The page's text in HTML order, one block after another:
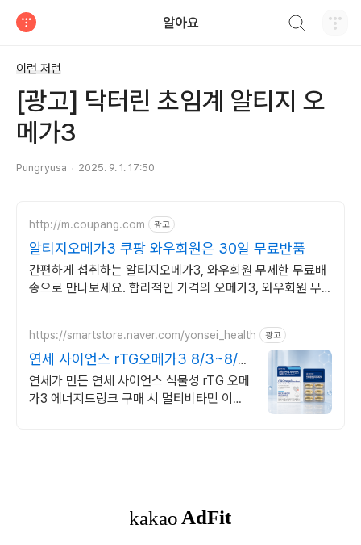
알아요
이런 저런
[광고] 닥터린 초임계 알티지 오
메가3
Pungryusa 2025. 9. 1. 17:50
http://m.coupang.com 광고
알티지오메가3 쿠팡 와우회원은 30일 무료반품
간편하게 섭취하는 알티지오메가3, 와우회원 무제한 무료배
송으로 만나보세요. 합리적인 가격의 오메가3, 와우회원 무
https://smartstore.naver.com/yonsei_health 광고
연세 사이언스 rTG오메가3 8/3~8/9
에너지충전
연세가 만든 연세 사이언스 식물성 rTG 오메
가3 에너지드링크 구매 시 멀티비타민 이뮨